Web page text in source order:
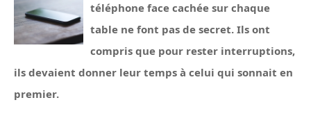
téléphone face cachée sur chaque
table ne font pas de secret. Ils ont
compris que pour rester interruptions,
ils devaient donner leur temps à celui qui sonnait en
premier.